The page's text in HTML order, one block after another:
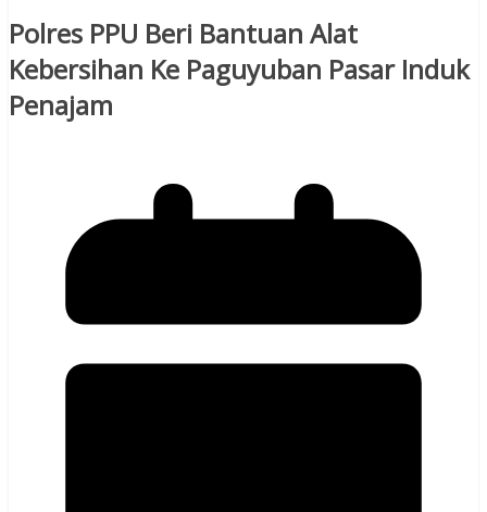
Polres PPU Beri Bantuan Alat
Kebersihan Ke Paguyuban Pasar Induk
Penajam